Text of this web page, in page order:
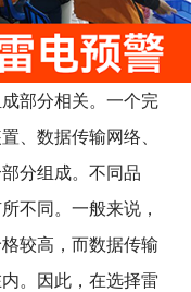
部分相关。一个完
、数据传输网络、
分组成。不同品
不同。一般来说，
较高，而数据传输
。因此，在选择雷